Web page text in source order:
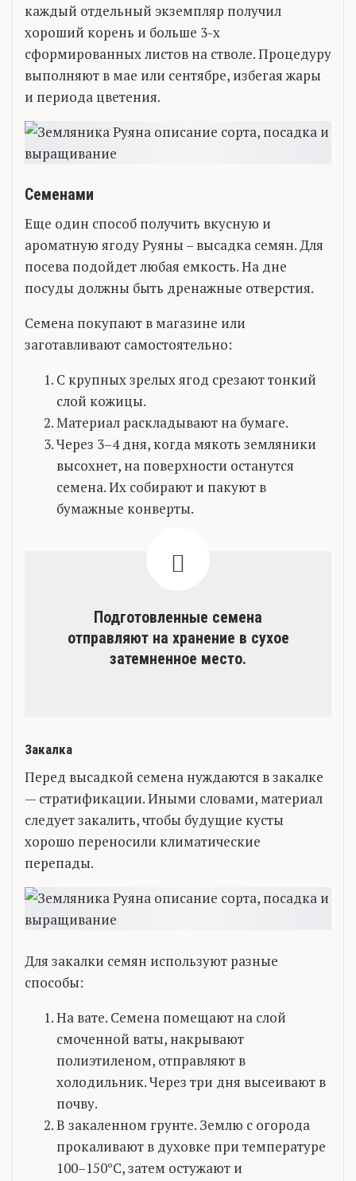
каждый отдельный экземпляр получил
хороший корень и больше 3-х
сформированных листов на стволе. Процедуру
выполняют в мае или сентябре, избегая жары
и периода цветения.
Семенами
Еще один способ получить вкусную и
ароматную ягоду Руяны – высадка семян. Для
посева подойдет любая емкость. На дне
посуды должны быть дренажные отверстия.
Семена покупают в магазине или
заготавливают самостоятельно:
С крупных зрелых ягод срезают тонкий
слой кожицы.
Материал раскладывают на бумаге.
Через 3–4 дня, когда мякоть земляники
высохнет, на поверхности останутся
семена. Их собирают и пакуют в
бумажные конверты.
Подготовленные семена
отправляют на хранение в сухое
затемненное место.
Закалка
Перед высадкой семена нуждаются в закалке
— стратификации. Иными словами, материал
следует закалить, чтобы будущие кусты
хорошо переносили климатические
перепады.
Для закалки семян используют разные
способы:
На вате. Семена помещают на слой
смоченной ваты, накрывают
полиэтиленом, отправляют в
холодильник. Через три дня высеивают в
почву.
В закаленном грунте. Землю с огорода
прокаливают в духовке при температуре
100–150°C, затем остужают и